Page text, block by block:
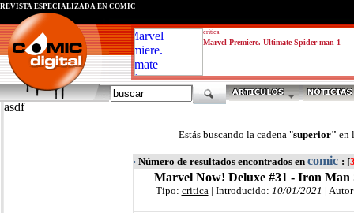
critica
Marvel Premiere. Ultimate Spider-man 1
REVISTA ESPECIALIZADA EN CÓMIC
asdf
Estás buscando la cadena "superior" en
· Número de resultados encontrados en comic : [
Marvel Now! Deluxe #31 - Iron
Tipo: critica| Introducido: 10/01/2021 |